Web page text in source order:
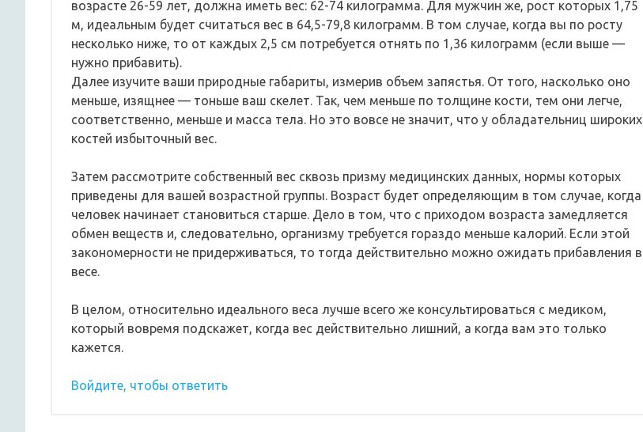
возрасте 26-59 лет, должна иметь вес: 62-74 килограмма. Для мужчин же, рост которых 1,75
м, идеальным будет считаться вес в 64,5-79,8 килограмм. В том случае, когда вы по росту
несколько ниже, то от каждых 2,5 см потребуется отнять по 1,36 килограмм (если выше —
нужно прибавить).
Далее изучите ваши природные габариты, измерив объем запястья. От того, насколько оно
меньше, изящнее — тоньше ваш скелет. Так, чем меньше по толщине кости, тем они легче,
соответственно, меньше и масса тела. Но это вовсе не значит, что у обладательниц широких
костей избыточный вес.
Затем рассмотрите собственный вес сквозь призму медицинских данных, нормы которых
приведены для вашей возрастной группы. Возраст будет определяющим в том случае, когда
человек начинает становиться старше. Дело в том, что с приходом возраста замедляется
обмен веществ и, следовательно, организму требуется гораздо меньше калорий. Если этой
закономерности не придерживаться, то тогда действительно можно ожидать прибавления в
весе.
В целом, относительно идеального веса лучше всего же консультироваться с медиком,
который вовремя подскажет, когда вес действительно лишний, а когда вам это только
кажется.
Войдите, чтобы ответить